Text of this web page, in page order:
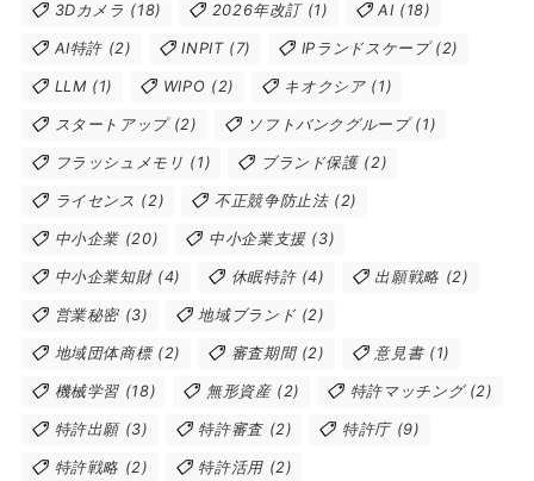
3Dカメラ (18) 2026年改訂(1) AI (18)
AI特許 (2) INPIT(7) IPランドスケープ(2)
LLM (1) WIPO (2) キオクシア(1)
スタートアップ(2) ソフトバンクグループ(1)
フラッシュメモリ (1) ブランド保護(2)
ライセンス (2) 不正競争防止法(2)
中小企業 (20) 中小企業支援(3)
中小企業知財(4) 休眠特許(4) 出願戦略 (2)
営業秘密 (3) 地域ブランド (2)
地域団体商標(2) 審査期間(2) 意見書(1)
機械学習 (18) 無形資産(2) 特許マッチング(2)
特許出願(3) 特許審査(2) 特許庁(9)
特許戦略 (2) 特許活用(2)